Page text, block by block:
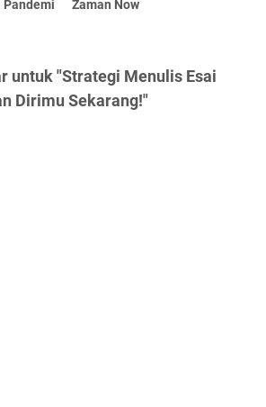
Pandemi Zaman Now
untuk "Strategi Menulis Esai
Dirimu Sekarang!"